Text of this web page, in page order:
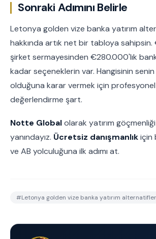
Sonraki Adımını Belirle
Letonya golden vize banka yatırım
hakkında artık net bir tabloya sahipsin.
şirket sermayesinden €280.000'lık
kadar seçeneklerin var. Hangisinin
olduğuna karar vermek için
değerlendirme şart.
Notte Globalolarak yatırım
yanındayız. Ücretsiz danışmanlıkiçin
ve AB yolculuğuna ilk adımı at.
#Letonya golden vize banka yatırım